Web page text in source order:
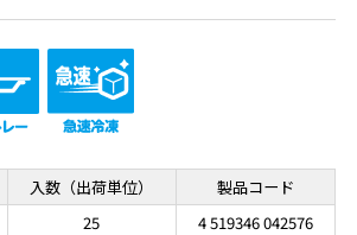
入数（出荷単位）
製品コード
25 4 519346 042576